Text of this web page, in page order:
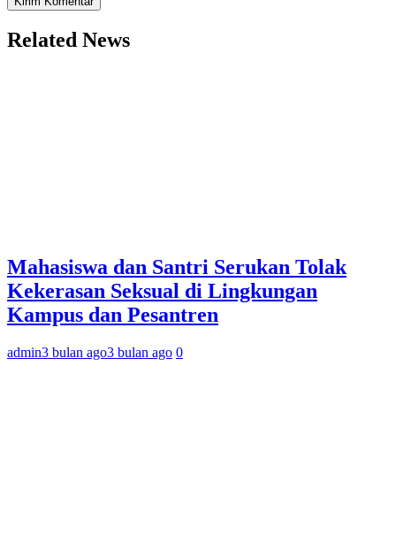
Related News
Mahasiswa dan Santri Serukan Tolak
Kekerasan Seksual di Lingkungan
Kampus dan Pesantren
admin3 bulan ago3 bulan ago 0